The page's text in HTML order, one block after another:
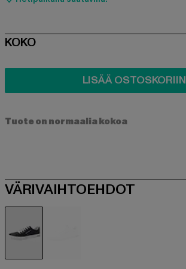
SIZE
KOKO
LISÄÄ OSTOSKORIIN
Tuote on normaalia kokoa
VÄRIVAIHTOEHDOT